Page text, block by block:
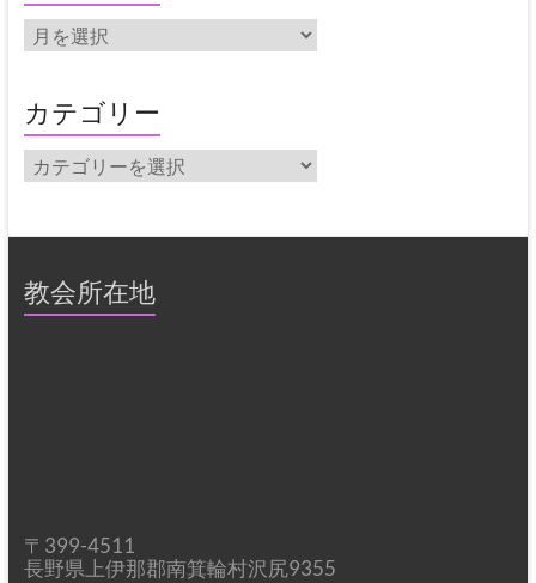
ア
ー
イ
ブ
カテゴリー
カ
テ
リ
教会所在地
〒399-4511
長野県上伊那郡南箕輪村沢尻9355